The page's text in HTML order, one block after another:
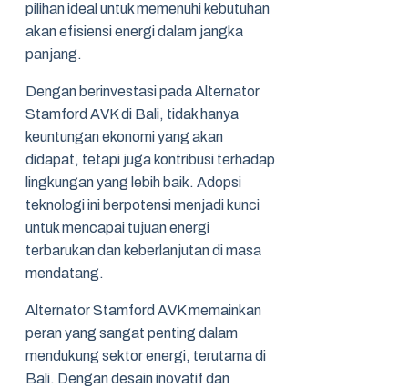
pilihan ideal untuk memenuhi kebutuhan
akan efisiensi energi dalam jangka
panjang.
Dengan berinvestasi pada Alternator
Stamford AVK di Bali, tidak hanya
keuntungan ekonomi yang akan
didapat, tetapi juga kontribusi terhadap
lingkungan yang lebih baik. Adopsi
teknologi ini berpotensi menjadi kunci
untuk mencapai tujuan energi
terbarukan dan keberlanjutan di masa
mendatang.
Alternator Stamford AVK memainkan
peran yang sangat penting dalam
mendukung sektor energi, terutama di
Bali. Dengan desain inovatif dan